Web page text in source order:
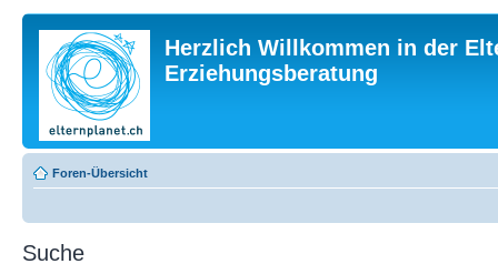
Herzlich Willkommen in der
Erziehungsberatung
Foren-Übersicht
Suche